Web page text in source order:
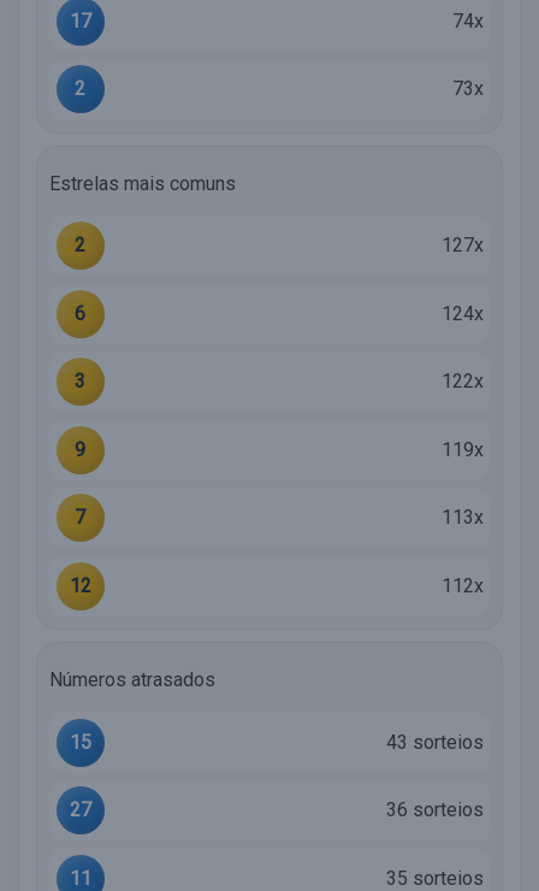
17 74x
2 73x
Estrelas mais comuns
2 127x
6 124x
3 122x
9 119x
7 113x
12 112x
Números atrasados
15 43 sorteios
27 36 sorteios
11 35 sorteios